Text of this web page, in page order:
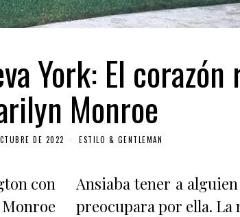
York: El
Monroe
DE 2022 ESTILO & GENTLEMAN
con
Ansiaba tener a
preocupara por ella. La